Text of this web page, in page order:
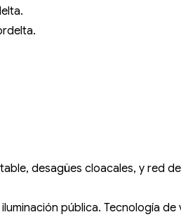
desagües cloacales, y red
pública. Tecnología